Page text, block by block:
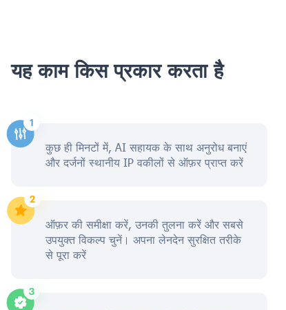
यह काम किस प्रकार करता है
कुछ ही मिनटों में, AI सहायक के साथ अनुरोध बनाएं
और दर्जनों स्थानीय IP वकीलों से ऑफ़र प्राप्त करें
ऑफ़र की समीक्षा करें, उनकी तुलना करें और सबसे
उपयुक्त विकल्प चुनें। अपना लेनदेन सुरक्षित तरीके
से पूरा करें